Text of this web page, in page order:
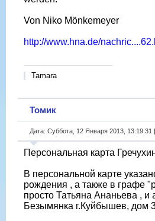
Von Niko Mönkemeyer
http://www.hna.de/
Tamara
Томик
Дата: Суббота, 12 Января 2013,
Персональная карта
В персональной карте
рождения , а также в графе
просто Татьяна Ананьева , и
Безымянка г.Куйбышев, дом